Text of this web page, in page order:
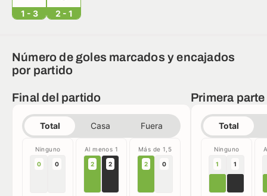
1 - 3 2 - 1
Número de goles marcados y encajados
por partido
Final del partido
Total Casa Fuera
Ninguno
0 0
Al menos 1
2 2
Más de 1,5
2 0
Primera parte
Total
Ninguno
1 1